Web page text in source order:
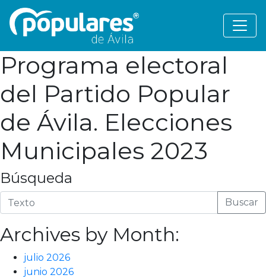
Programa electoral
del Partido Popular
de Ávila. Elecciones
Municipales 2023
Búsqueda
Buscar
Archives by Month:
julio 2026
junio 2026